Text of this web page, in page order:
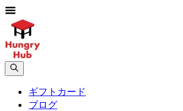
ギフトカード
ブログ